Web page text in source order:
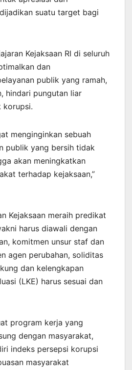
suatu target bagi
Kejaksaan RI di seluruh
dan
publik yang ramah,
hindari pungutan liar
korupsi.
menginginkan sebuah
publik yang bersih tidak
akan meningkatkan
terhadap kejaksaan,”
Kejaksaan meraih predikat
harus diawali dengan
komitmen unsur staf dan
agen perubahan, soliditas
dan kelengkapan
(LKE) harus sesuai dan
program kerja yang
dengan masyarakat,
indeks persepsi korupsi
masyarakat